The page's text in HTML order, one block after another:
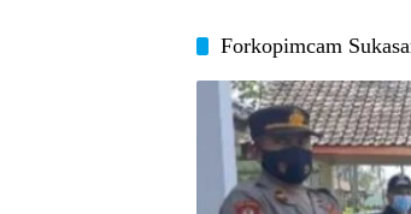
Forkopimcam